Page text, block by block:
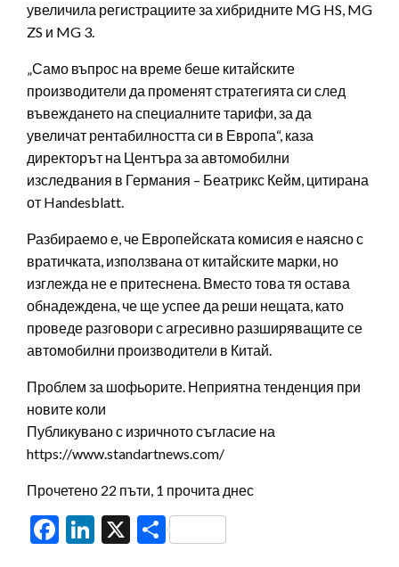
увеличила регистрациите за хибридните MG HS, MG
ZS и MG 3.
„Само въпрос на време беше китайските
производители да променят стратегията си след
въвеждането на специалните тарифи, за да
увеличат рентабилността си в Европа“, каза
директорът на Центъра за автомобилни
изследвания в Германия – Беатрикс Кейм, цитирана
от Handesblatt.
Разбираемо е, че Европейската комисия е наясно с
вратичката, използвана от китайските марки, но
изглежда не е притеснена. Вместо това тя остава
обнадеждена, че ще успее да реши нещата, като
проведе разговори с агресивно разширяващите се
автомобилни производители в Китай.
Проблем за шофьорите. Неприятна тенденция при
новите коли
Публикувано с изричното съгласие на
https://www.standartnews.com/
Прочетено 22 пъти, 1 прочита днес
Facebook
LinkedIn
X Share